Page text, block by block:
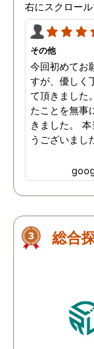
右にスクロー
その他
今回初めてお
すが、優しく
て頂きました
たことを無事
きました。
うございまし
総合